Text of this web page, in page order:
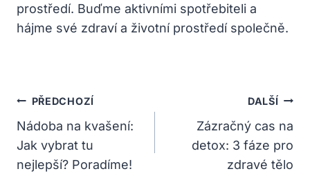
prostředí. Buďme aktivními spotřebiteli a
hájme své zdraví a životní prostředí společně.
Navigace
Pro
Příspěvek
PŘEDCHOZÍ
Nádoba na kvašení:
Jak vybrat tu
nejlepší? Poradíme!
DALŠÍ
Zázračný cas na
detox: 3 fáze pro
zdravé tělo